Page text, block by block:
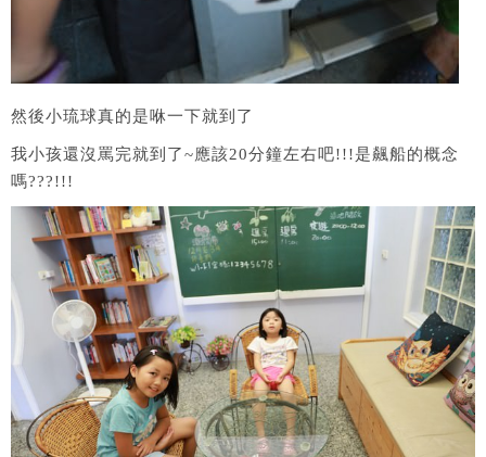
然後小琉球真的是咻一下就到了
我小孩還沒罵完就到了~應該20分鐘左右吧!!!是飆船的概念
嗎???!!!